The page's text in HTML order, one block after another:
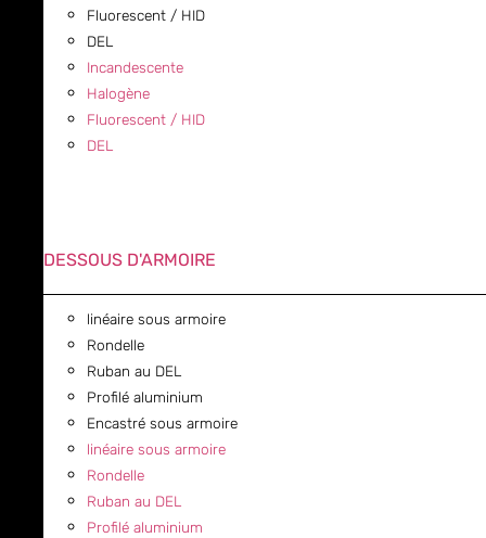
Fluorescent / HID
DEL
Incandescente
Halogène
Fluorescent / HID
DEL
DESSOUS D'ARMOIRE
linéaire sous armoire
Rondelle
Ruban au DEL
Profilé aluminium
Encastré sous armoire
linéaire sous armoire
Rondelle
Ruban au DEL
Profilé aluminium